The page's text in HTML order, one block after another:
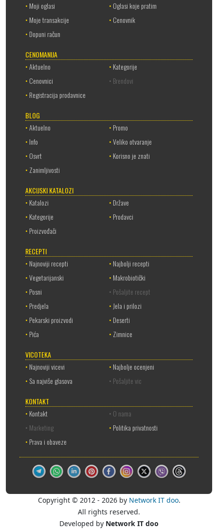
• Moji oglasi • Oglasi koje pratim
• Moje transakcije • Cenovnik
• Dopuni račun
CENOMANIJA
•Aktuelno • Kategorije
• Cenovnici
• Brendovi
• Registracija prodavnice
BLOG
•Aktuelno • Promo
• Info •Veliko otvaranje
• Osvrt • Korisno je znati
• Zanimljivosti
AKCIJSKI KATALOZI
• Katalozi • Države
• Kategorije • Prodavci
• Proizvođači
RECEPTI
• Najnoviji recepti • Najbolji recepti
•Vegetarijanski • Makrobiotički
• Posni
• Pošaljite recept
• Predjela • Jela i prilozi
• Pekarski proizvodi • Deserti
• Pića • Zimnice
VICOTEKA
• Najnoviji vicevi • Najbolje ocenjeni
• Sa najviše glasova
• Pošaljite vic
KONTAKT
• Kontakt
• O nama
• Marketing
• Politika privatnosti
• Prava i obaveze
Copyright © 2012 - 2026 by Network IT doo.
All rights reserved.
Developed by Network IT doo